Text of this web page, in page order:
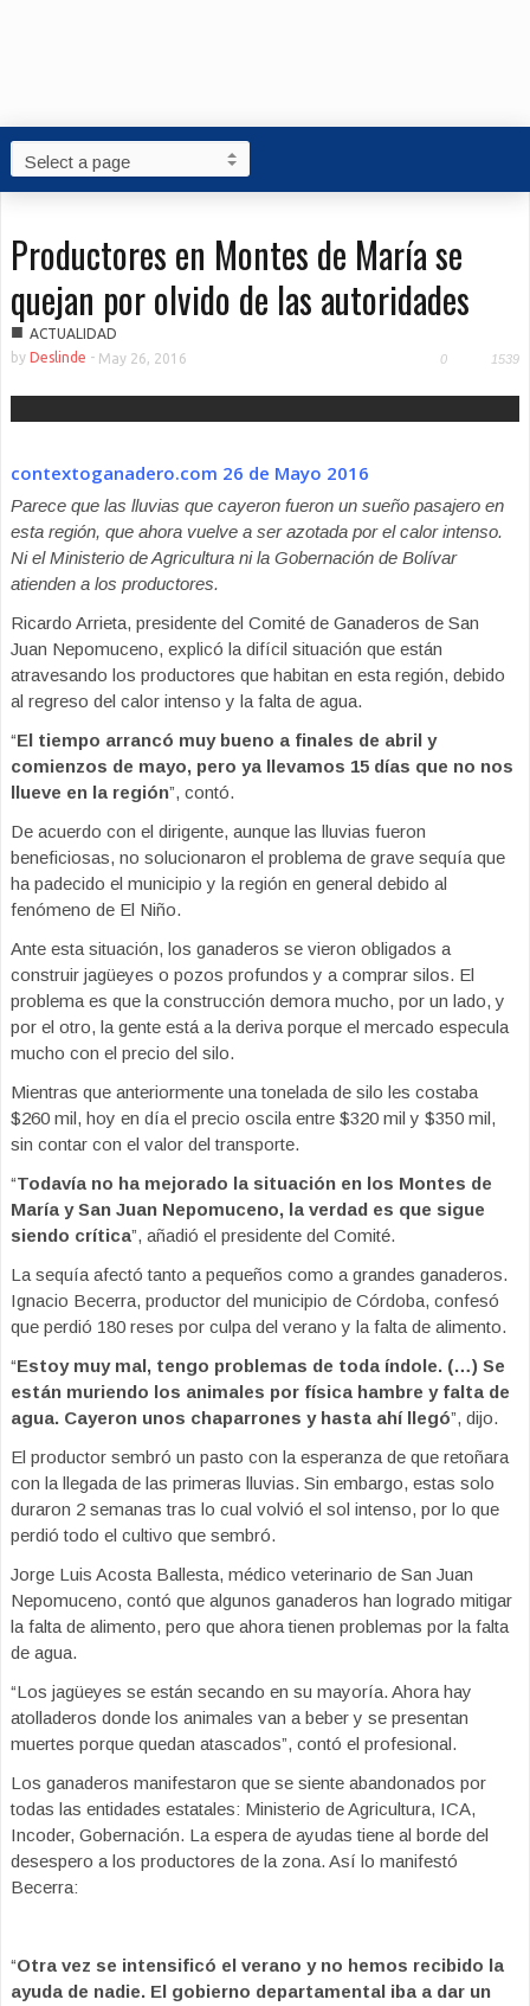
Productores en Montes de María se
quejan por olvido de las autoridades
■ ACTUALIDAD
by Deslinde - May 26, 2016 0 1539
contextoganadero.com 26 de Mayo 2016
Parece que las lluvias que cayeron fueron un sueño pasajero en
esta región, que ahora vuelve a ser azotada por el calor intenso.
Ni el Ministerio de Agricultura ni la Gobernación de Bolívar
atienden a los productores.
Ricardo Arrieta, presidente del Comité de Ganaderos de San
Juan Nepomuceno, explicó la difícil situación que están
atravesando los productores que habitan en esta región, debido
al regreso del calor intenso y la falta de agua.
“El tiempo arrancó muy bueno a finales de abril y
comienzos de mayo, pero ya llevamos 15 días que no nos
llueve en la región”, contó.
De acuerdo con el dirigente, aunque las lluvias fueron
beneficiosas, no solucionaron el problema de grave sequía que
ha padecido el municipio y la región en general debido al
fenómeno de El Niño.
Ante esta situación, los ganaderos se vieron obligados a
construir jagüeyes o pozos profundos y a comprar silos. El
problema es que la construcción demora mucho, por un lado, y
por el otro, la gente está a la deriva porque el mercado especula
mucho con el precio del silo.
Mientras que anteriormente una tonelada de silo les costaba
$260 mil, hoy en día el precio oscila entre $320 mil y $350 mil,
sin contar con el valor del transporte.
“Todavía no ha mejorado la situación en los Montes de
María y San Juan Nepomuceno, la verdad es que sigue
siendo crítica”, añadió el presidente del Comité.
La sequía afectó tanto a pequeños como a grandes ganaderos.
Ignacio Becerra, productor del municipio de Córdoba, confesó
que perdió 180 reses por culpa del verano y la falta de alimento.
“Estoy muy mal, tengo problemas de toda índole. (…) Se
están muriendo los animales por física hambre y falta de
agua. Cayeron unos chaparrones y hasta ahí llegó”, dijo.
El productor sembró un pasto con la esperanza de que retoñara
con la llegada de las primeras lluvias. Sin embargo, estas solo
duraron 2 semanas tras lo cual volvió el sol intenso, por lo que
perdió todo el cultivo que sembró.
Jorge Luis Acosta Ballesta, médico veterinario de San Juan
Nepomuceno, contó que algunos ganaderos han logrado mitigar
la falta de alimento, pero que ahora tienen problemas por la falta
de agua.
“Los jagüeyes se están secando en su mayoría. Ahora hay
atolladeros donde los animales van a beber y se presentan
muertes porque quedan atascados”, contó el profesional.
Los ganaderos manifestaron que se siente abandonados por
todas las entidades estatales: Ministerio de Agricultura, ICA,
Incoder, Gobernación. La espera de ayudas tiene al borde del
desespero a los productores de la zona. Así lo manifestó
Becerra:
“Otra vez se intensificó el verano y no hemos recibido la
ayuda de nadie. El gobierno departamental iba a dar un